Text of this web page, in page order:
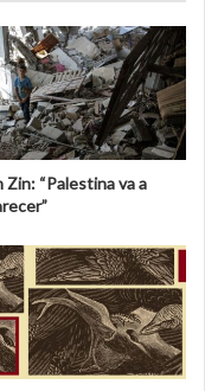
Zin: “Palestina va a